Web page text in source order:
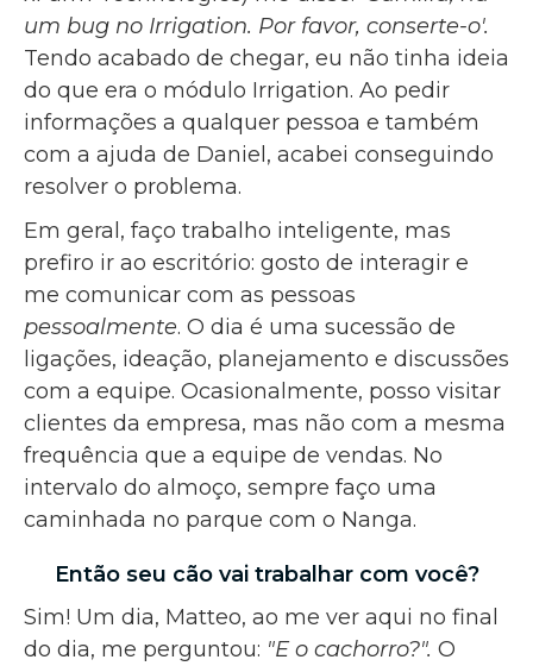
um bug no Irrigation. Por favor, conserte-o'.
Tendo acabado de chegar, eu não tinha ideia
do que era o módulo Irrigation. Ao pedir
informações a qualquer pessoa e também
com a ajuda de Daniel, acabei conseguindo
resolver o problema.
Em geral, faço trabalho inteligente, mas
prefiro ir ao escritório: gosto de interagir e
me comunicar com as pessoas
pessoalmente. O dia é uma sucessão de
ligações, ideação, planejamento e discussões
com a equipe. Ocasionalmente, posso visitar
clientes da empresa, mas não com a mesma
frequência que a equipe de vendas. No
intervalo do almoço, sempre faço uma
caminhada no parque com o Nanga.
Então seu cão vai trabalhar com você?
Sim! Um dia, Matteo, ao me ver aqui no final
do dia, me perguntou: "E o cachorro?". O